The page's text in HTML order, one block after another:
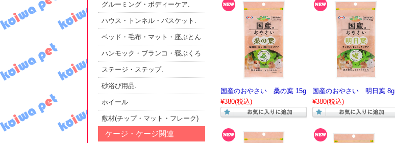
国産のおやさい 桑の葉 15g
¥380(税込)
国産のおやさい 明日葉 8g
¥380(税込)
グルーミング・ボディーケア.
ハウス・トンネル・バスケット.
ベッド・毛布・マット・座ぶとん
ハンモック・ブランコ・寝ぶくろ
ステージ・ステップ.
砂浴び用品.
ホイール
敷材(チップ・マット・フレーク)
ケージ・ケージ関連